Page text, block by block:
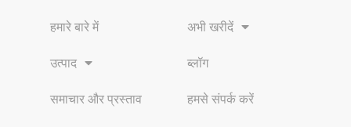
हमारे बारे में
उत्पाद
समाचार और प्रस्ताव
अभी खरीदें
ब्लॉग
हमसे संपर्क करें